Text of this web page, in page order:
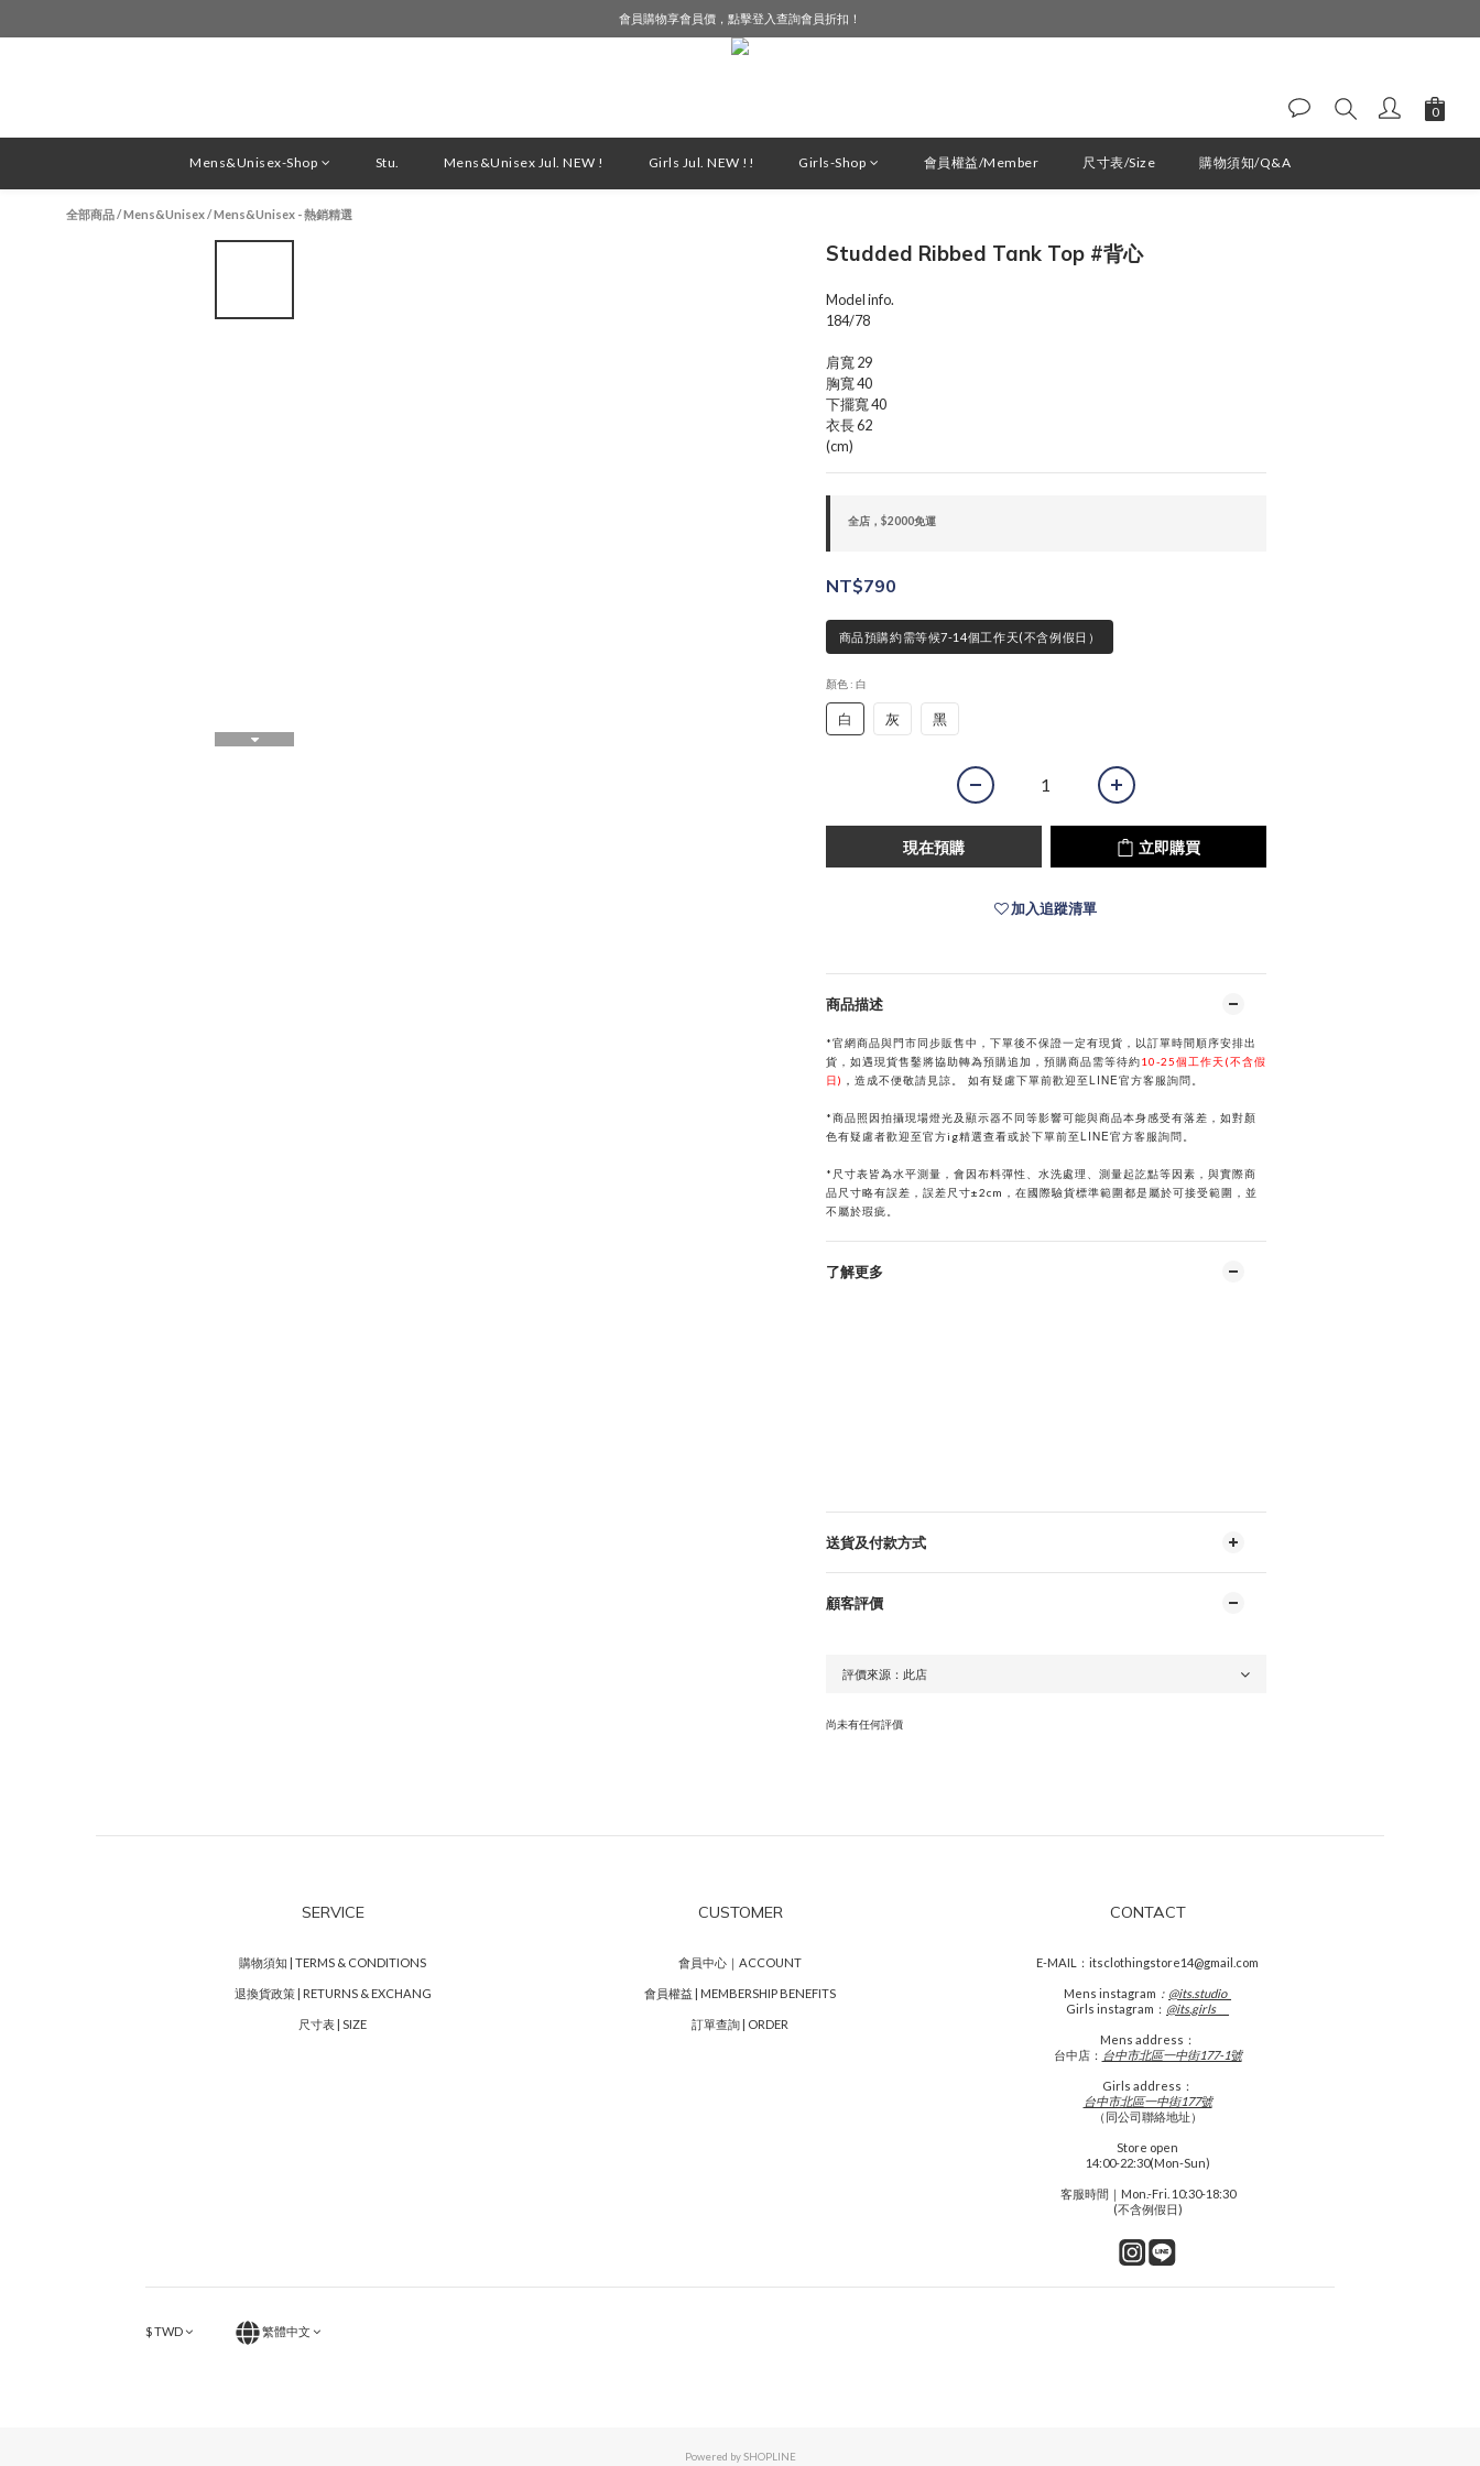
LINE好友募集中，加入就送購物金$50！
會員購物享會員價，點擊登入查詢會員折扣！
LINE好友募集中，加入就送購物金$50！
Mens&Unisex-Shop Stu. Mens&Unisex Jul. NEW ! Girls Jul. NEW !! Girls-Shop 會員權益/Member 尺寸表/Size 購物須知/Q&A
全部商品/Mens&Unisex/Mens&Unisex - 熱銷精選
Studded Ribbed Tank Top #背心
Model info.
184/78
肩寬 29
胸寬 40
下擺寬 40
衣長 62
(cm)
全店，$2000免運
NT$790
商品預購約需等候7-14個工作天(不含例假日）
顏色 : 白
白 灰 黑
現在預購 立即購買
加入追蹤清單
商品描述
*官網商品與門市同步販售中，下單後不保證一定有現貨，以訂單時間順序安排出
貨，如遇現貨售鑿將協助轉為預購追加，預購商品需等待約10-25個工作天(不含假
日) ， 造成不便敬請見諒。 如有疑慮下單前歡迎至LINE官方客服詢問。
*商品照因拍攝現場燈光及顯示器不同等影響可能與商品本身感受有落差，如對顏
色有疑慮者歡迎至官方ig精選查看或於下單前至LINE官方客服詢問。
* 尺寸表皆為水平測量，會因布料彈性、水洗處理、測量起訖點等因素，與實際商
品尺寸略有誤差，誤差尺寸±2cm，在國際驗貨標準範圍都是屬於可接受範圍，並
不屬於瑕疵。
了解更多
送貨及付款方式
顧客評價
尚未有任何評價
SERVICE
購物須知 | TERMS & CONDITIONS
退換貨政策 | RETURNS & EXCHANG
尺寸表 | SIZE
CUSTOMER
會員中心｜ACCOUNT
會員權益 | MEMBERSHIP BENEFITS
訂單查詢 | ORDER
CONTACT
E-MAIL：itsclothingstore14@gmail.com
Mens instagram ： @its.studio_
Girls instagram： @its.girls___
Mens address：
台中店： 台中市北區一中街177-1號
Girls address：
台中市北區一中街177號
（同公司聯絡地址）
Store open
14:00-22:30(Mon-Sun)
客服時間｜Mon.-Fri. 10:30-18:30
(不含例假日)
$TWD 繁體中文
Powered by SHOPLINE